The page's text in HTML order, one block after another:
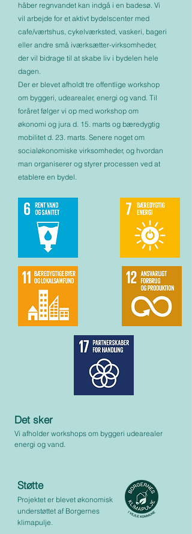
håber regnvandet kan indgå i en badesø. Vi
vil arbejde for et aktivt bydelscenter med
cafe/værtshus, cykelværksted, vaskeri, bageri
eller andre små iværksætter-virksomheder,
der vil bidrage til at skabe liv i bydelen hele
dagen.
Der er blevet afholdt tre offentlige workshop
om byggeri, udearealer, energi og vand. Til
foråret følger vi op med workshop om
økonomi og jura d. 15. marts og bæredygtig
mobilitet d. 23. marts. Senere noget om
socialøkonomiske virksomheder, og hvordan
man organiserer og styrer processen ved at
etablere en bydel.
Det sker
Vi afholder workshops om byggeri udearealer
energi og vand.
Støtte
Projektet er blevet økonomisk
understøttet af Borgernes
klimapulje.